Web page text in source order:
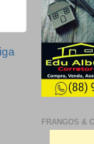
FRANGOS &